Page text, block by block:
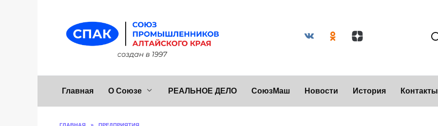
Главная О Союзе РЕАЛЬНОЕ ДЕЛО СоюзМаш Новости История Контакты